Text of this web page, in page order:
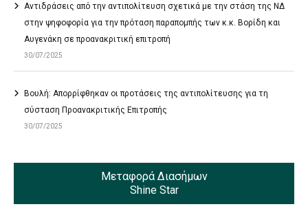
Αντιδράσεις από την αντιπολίτευση σχετικά με την στάση της ΝΔ
στην ψηφοφορία για την πρόταση παραπομπής των κ.κ. Βορίδη και
Αυγενάκη σε προανακριτική επιτροπή
30/07/2025
Βουλή: Απορρίφθηκαν οι προτάσεις της αντιπολίτευσης για τη
σύσταση Προανακριτικής Επιτροπής
30/07/2025
Μεταφορά Διασήμων
Shine Star